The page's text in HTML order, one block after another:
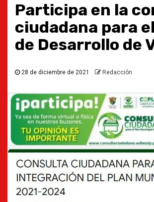
Participa en la
ciudadana para
de Desarrollo de
28 de diciembre de 2021 Redacción